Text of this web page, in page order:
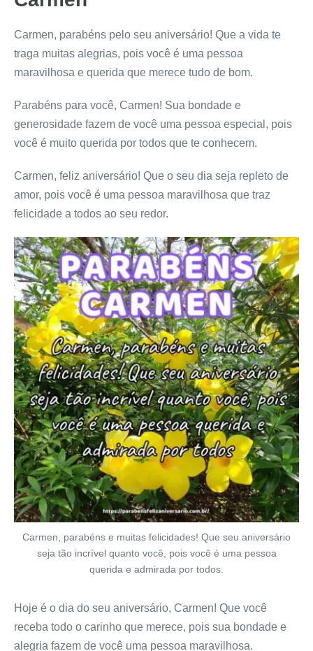
Carmen, parabéns pelo seu aniversário! Que a vida te
traga muitas alegrias, pois você é uma pessoa
maravilhosa e querida que merece tudo de bom.
Parabéns para você, Carmen! Sua bondade e
generosidade fazem de você uma pessoa especial, pois
você é muito querida por todos que te conhecem.
Carmen, feliz aniversário! Que o seu dia seja repleto de
amor, pois você é uma pessoa maravilhosa que traz
felicidade a todos ao seu redor.
Carmen, parabéns e muitas felicidades! Que seu aniversário
seja tão incrível quanto você, pois você é uma pessoa
querida e admirada por todos.
Hoje é o dia do seu aniversário, Carmen! Que você
receba todo o carinho que merece, pois sua bondade e
alegria fazem de você uma pessoa maravilhosa.